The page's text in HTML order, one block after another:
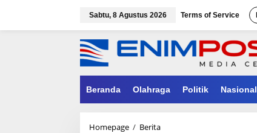
Sabtu, 8 Agustus 2026 Terms of Service
Beranda Olahraga Politik Nasional
Homepage / BeritaKeluarga